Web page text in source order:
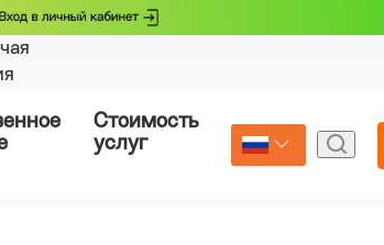
Стоимость
услуг
Страхование
Select Language